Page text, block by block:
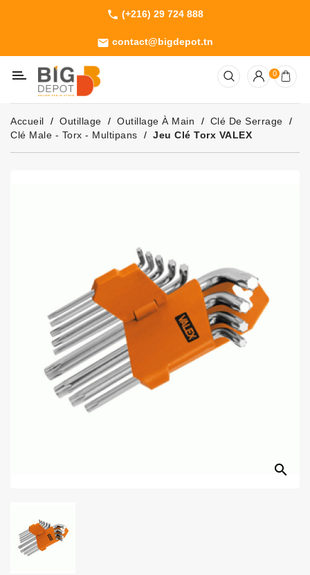
phone (+216) 29 724 888
email contact@bigdepot.tn
Machines
Outillage
Jardinage
Consommables
0
Accueil Outillage Outillage À Main
Clé De Serrage
Clé Male - Torx - Multipans
Jeu Clé Torx VALEX
search